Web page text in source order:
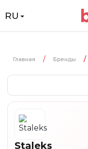
RU
Главная Бренды
Staleks